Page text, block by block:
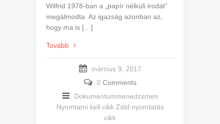
Wilfrid 1978-ban a „papír nélküli irodát”
megálmodta. Az igazság azonban az,
hogy ma is […]
Tovább
március 9, 2017
0 Comments
Dokumentummenedzsmen
Nyomtatni kell cikk Zöld nyomtatás
cikk